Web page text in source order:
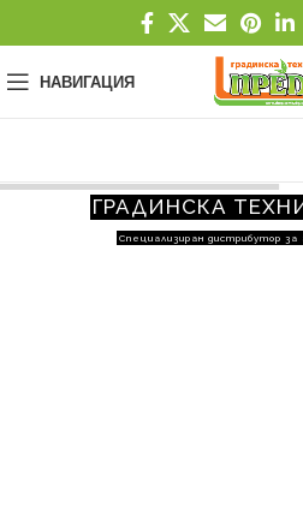
НАВИГАЦИЯ
ГРАДИНСКА
Специализиран дистрибутор за